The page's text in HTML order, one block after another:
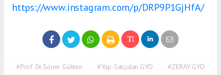
https://www.instagram.com/p/DRP9P1GjHfA/
#Prof. Dr.Soner Gökten #Yap-Satçıdan GYO #ZERAY GYO